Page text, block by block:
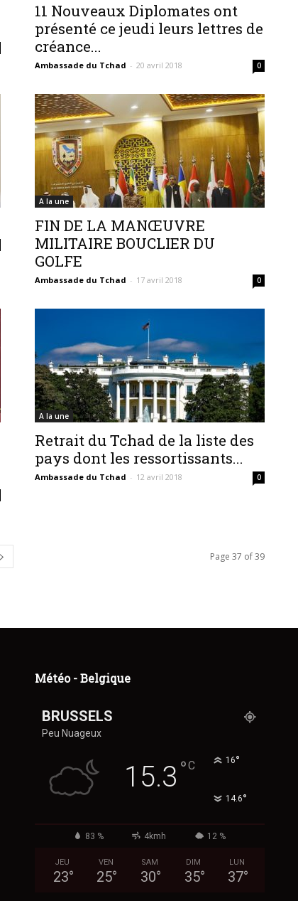
11 Nouveaux Diplomates ont
présenté ce jeudi leurs lettres de
créance...
Ambassade du Tchad - 20 avril 2018 0
A la une
FIN DE LA MANŒUVRE
MILITAIRE BOUCLIER DU
GOLFE
Ambassade du Tchad - 17 avril 2018 0
A la une
Retrait du Tchad de la liste des
pays dont les ressortissants...
Ambassade du Tchad - 12 avril 2018 0
Page 37 of 39
Météo - Belgique
BRUSSELS
Peu Nuageux
15.3 °C 16°
14.6°
83 % 4kmh 12 %
JEU
23°
VEN
25°
SAM
30°
DIM
35°
LUN
37°